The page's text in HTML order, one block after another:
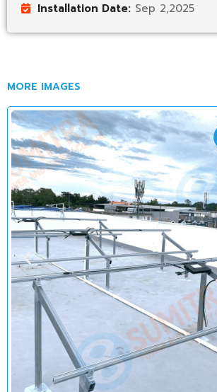
Installation Date: Sep 2,2025
MORE IMAGES